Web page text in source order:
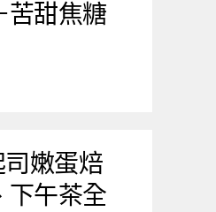
苦甜焦糖
司嫩蛋焙
下午茶全